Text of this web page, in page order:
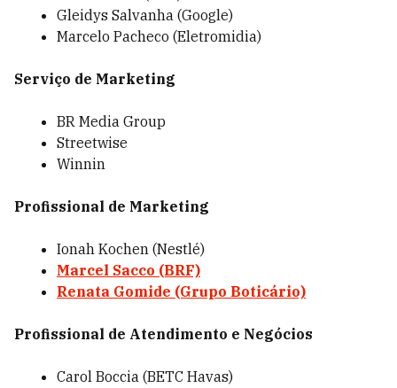
Gleidys Salvanha (Google)
Marcelo Pacheco (Eletromidia)
Serviço de Marketing
BR Media Group
Streetwise
Winnin
Profissional de Marketing
Ionah Kochen (Nestlé)
Marcel Sacco (BRF)
Renata Gomide (Grupo Boticário)
Profissional de Atendimento e Negócios
Carol Boccia (BETC Havas)